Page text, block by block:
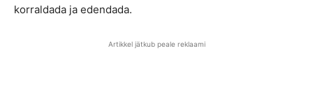
korraldada ja edendada.
Artikkel jätkub peale reklaami